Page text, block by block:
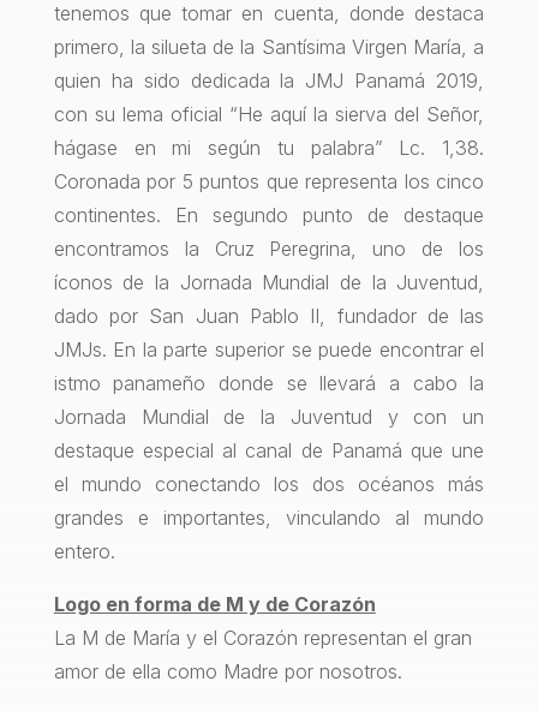
tenemos que tomar en cuenta, donde destaca
primero, la silueta de la Santísima Virgen María, a
quien ha sido dedicada la JMJ Panamá 2019,
con su lema oficial “He aquí la sierva del Señor,
hágase en mi según tu palabra” Lc. 1,38.
Coronada por 5 puntos que representa los cinco
continentes. En segundo punto de destaque
encontramos la Cruz Peregrina, uno de los
íconos de la Jornada Mundial de la Juventud,
dado por San Juan Pablo II, fundador de las
JMJs. En la parte superior se puede encontrar el
istmo panameño donde se llevará a cabo la
Jornada Mundial de la Juventud y con un
destaque especial al canal de Panamá que une
el mundo conectando los dos océanos más
grandes e importantes, vinculando al mundo
entero.
Logo en forma de M y de Corazón
La M de María y el Corazón representan el gran
amor de ella como Madre por nosotros.